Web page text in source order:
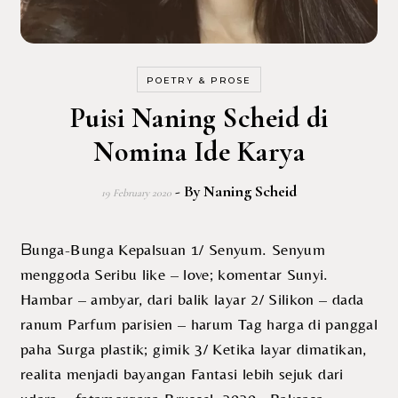
POETRY & PROSE
Puisi Naning Scheid di
Nomina Ide Karya
19 February 2020 - ByNaning Scheid
Bunga-Bunga Kepalsuan 1/ Senyum. Senyum
menggoda Seribu like – love; komentar Sunyi.
Hambar – ambyar, dari balik layar 2/ Silikon – dada
ranum Parfum parisien – harum Tag harga di panggal
paha Surga plastik; gimik 3/ Ketika layar dimatikan,
realita menjadi bayangan Fantasi lebih sejuk dari